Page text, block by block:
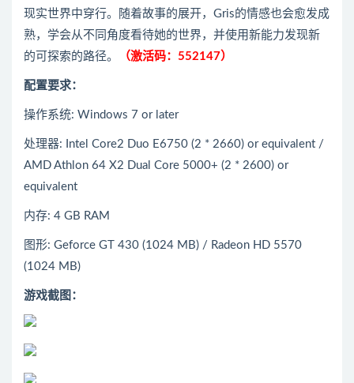
现实世界中穿行。随着故事的展开，Gris的情感也会愈发成
熟，学会从不同角度看待她的世界，并使用新能力发现新
的可探索的路径。
（激活码：552147）
配置要求：
操作系统: Windows 7 or later
处理器: Intel Core2 Duo E6750 (2 * 2660) or equivalent /
AMD Athlon 64 X2 Dual Core 5000+ (2 * 2600) or
equivalent
内存: 4 GB RAM
图形: Geforce GT 430 (1024 MB) / Radeon HD 5570
(1024 MB)
游戏截图：